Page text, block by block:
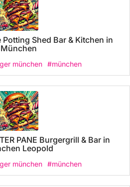
Shed Bar & Kitchen in
München
münchen #münchen
PANE Burgergrill & Bar in
Leopold
münchen #münchen